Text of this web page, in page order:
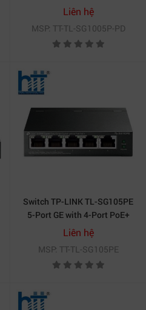
Liên hệ
MSP: TT-TL-SG1005P-PD
Switch TP-LINK TL-SG105PE
5-Port GE with 4-Port PoE+
Liên hệ
MSP: TT-TL-SG105PE